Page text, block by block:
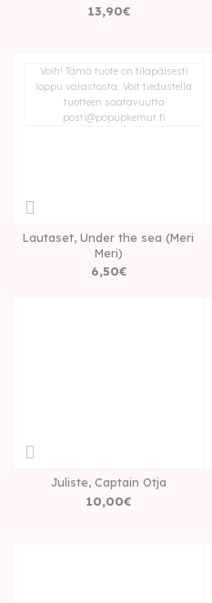
13,90€
Lautaset, Under the sea (Meri
Meri)
6,50€
Voih! Tämä tuote on tilapäisesti
loppu varastosta. Voit tiedustella
tuotteen saatavuutta
posti@popupkemut.fi
Juliste, Captain Otja
10,00€